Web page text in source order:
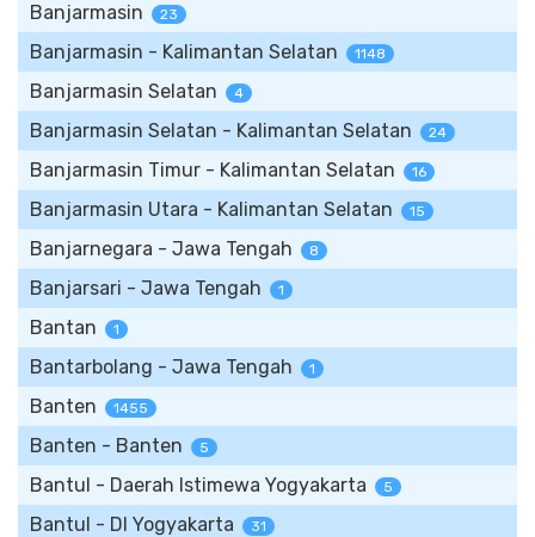
Banjarmasin 23
Banjarmasin - Kalimantan Selatan 1148
Banjarmasin Selatan 4
Banjarmasin Selatan - Kalimantan Selatan 24
Banjarmasin Timur - Kalimantan Selatan 16
Banjarmasin Utara - Kalimantan Selatan 15
Banjarnegara - Jawa Tengah 8
Banjarsari - Jawa Tengah 1
Bantan 1
Bantarbolang - Jawa Tengah 1
Banten 1455
Banten - Banten 5
Bantul - Daerah Istimewa Yogyakarta 5
Bantul - DI Yogyakarta 31